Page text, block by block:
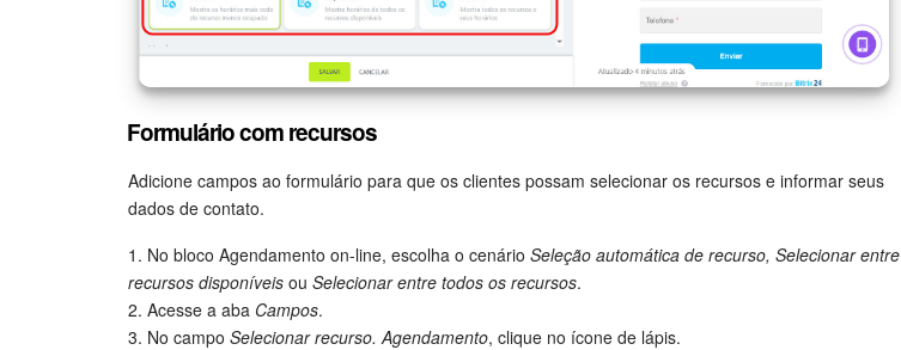
Formulário com recursos
Adicione campos ao formulário para que os clientes possam selecionar os recursos e informar seus
dados de contato.
1. No bloco Agendamento on-line, escolha o cenário Seleção automática de recurso, Selecionar entre
recursos disponíveis ou Selecionar entre todos os recursos.
2. Acesse a aba Campos.
3. No campo Selecionar recurso. Agendamento, clique no ícone de lápis.